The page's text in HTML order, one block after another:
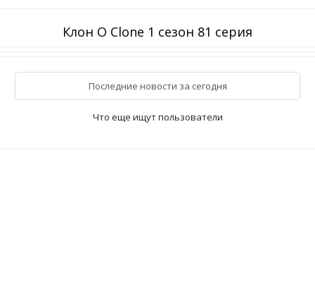
Клон O Clone 1 сезон 81 серия
Последние новости за сегодня
Что еще ищут пользователи